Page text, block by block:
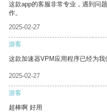
这款app的客服非常专业，遇到问
作。
2025-02-27
游客
这款加速器VPM应用程序已经为我
2025-02-27
游客
超棒啊 好用